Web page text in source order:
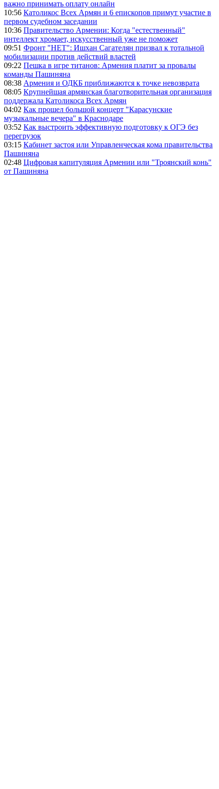
важно принимать оплату онлайн
10:56 Католикос Всех Армян и 6 епископов примут участие в
первом судебном заседании
10:36 Правительство Армении: Когда "естественный"
интеллект хромает, искусственный уже не поможет
09:51 Фронт "НЕТ": Ишхан Сагателян призвал к тотальной
мобилизации против действий властей
09:22 Пешка в игре титанов: Армения платит за провалы
команды Пашиняна
08:38 Армения и ОДКБ приближаются к точке невозврата
08:05 Крупнейшая армянская благотворительная организация
поддержала Католикоса Всех Армян
04:02 Как прошел большой концерт "Карасунские
музыкальные вечера" в Краснодаре
03:52 Как выстроить эффективную подготовку к ОГЭ без
перегрузок
03:15 Кабинет застоя или Управленческая кома правительства
Пашиняна
02:48 Цифровая капитуляция Армении или "Троянский конь"
от Пашиняна